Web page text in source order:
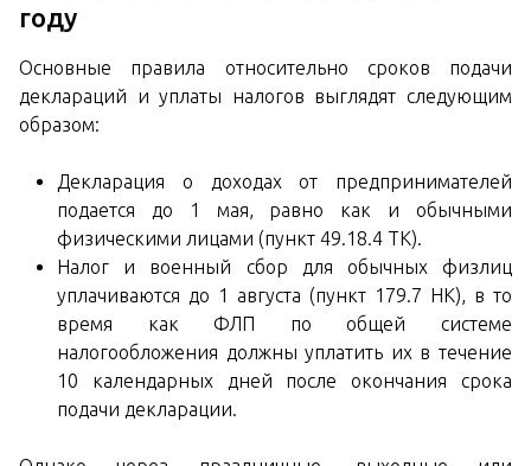
году
Основные правила относительно сроков подачи
деклараций и уплаты налогов выглядят следующим
образом:
Декларация о доходах от предпринимателей
подается до 1 мая, равно как и обычными
физическими лицами (пункт 49.18.4 ТК).
Налог и военный сбор для обычных физлиц
уплачиваются до 1 августа (пункт 179.7 НК), в то
время как ФЛП по общей системе
налогообложения должны уплатить их в течение
10 календарных дней после окончания срока
подачи декларации.